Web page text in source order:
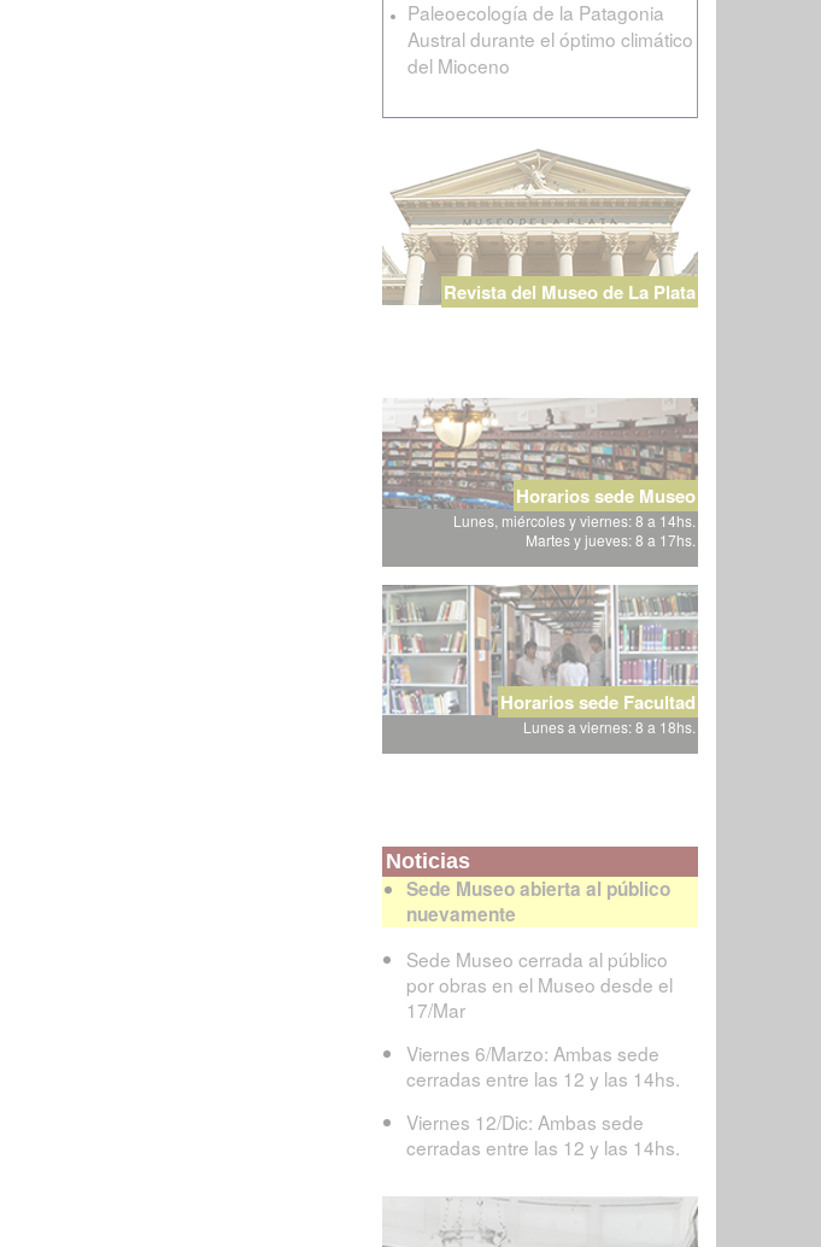
Paleoecología de la Patagonia
Austral durante el óptimo climático
del Mioceno
Revista del Museo de La Plata
Horarios sede Museo
Lunes, miércoles y viernes: 8 a 14hs.
Martes y jueves: 8 a 17hs.
Horarios sede Facultad
Lunes a viernes: 8 a 18hs.
Noticias
Sede Museo abierta al público
nuevamente
Sede Museo cerrada al público
por obras en el Museo desde el
17/Mar
Viernes 6/Marzo: Ambas sede
cerradas entre las 12 y las 14hs.
Viernes 12/Dic: Ambas sede
cerradas entre las 12 y las 14hs.